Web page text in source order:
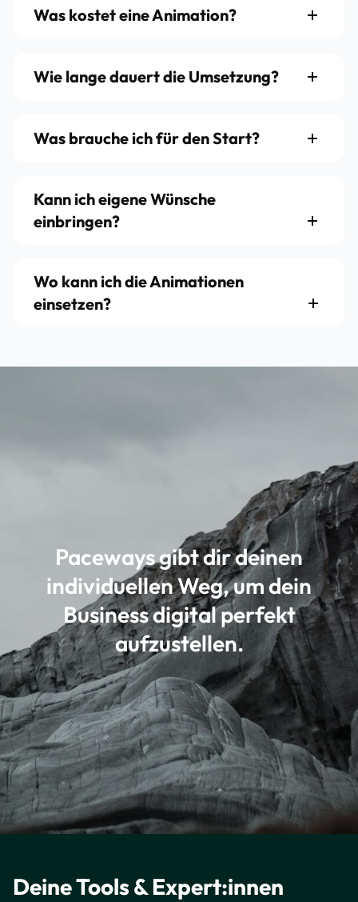
Was kostet eine Animation?
Wie lange dauert die Umsetzung?
Was brauche ich für den Start?
Kann ich eigene Wünsche
einbringen?
Wo kann ich die Animationen
einsetzen?
Paceways gibt dir deinen
individuellen Weg, um dein
Business digital perfekt
aufzustellen.
Deine Tools & Expert:innen